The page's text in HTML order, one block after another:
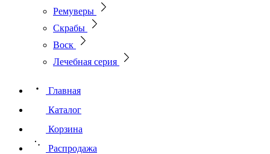
Ремуверы
Скрабы
Воск
Лечебная серия
Главная
Каталог
Корзина
Распродажа